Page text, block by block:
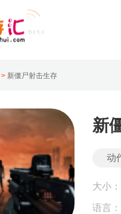
> 新僵尸射击生存
新
动
大小：
语言：